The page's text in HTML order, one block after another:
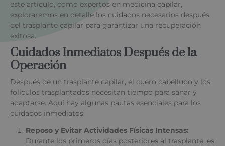
este artículo, como expertos en medicina capilar,
exploraremos en detalle los cuidados necesarios después
del trasplante capilar para garantizar una recuperación
exitosa.
Cuidados Inmediatos Después de la
Operación
Después de un trasplante capilar, el cuero cabelludo y los
folículos trasplantados necesitan tiempo para sanar y
adaptarse. Aquí hay algunas pautas esenciales para los
cuidados inmediatos:
Reposo y Evitar Actividades Físicas Intensas:
Durante los primeros días posteriores al trasplante, es